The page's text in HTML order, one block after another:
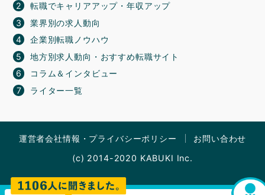
転職でキャリアアップ・年収アップ
業界別の求人動向
企業別転職ノウハウ
地方別求人動向・おすすめ転職サイト
コラム＆インタビュー
ライター一覧
運営者会社情報・プライバシーポリシー
お問い合わせ
(c) 2014-2020 KABUKI Inc.